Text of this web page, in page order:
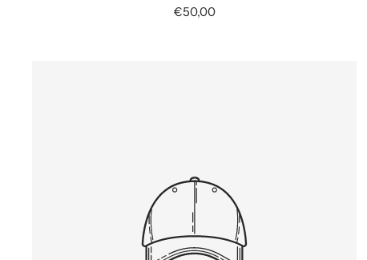
Angebotspreis
€50,00